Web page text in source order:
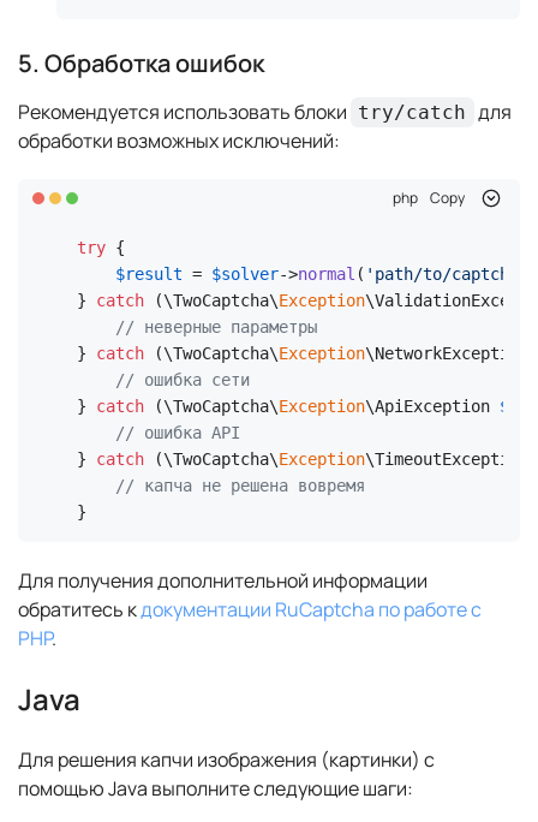
5. Обработка ошибок
Рекомендуется использовать блоки try/catch для
обработки возможных исключений:
php Copy
try {
$result = $solver->normal ( 'path/to/
} catch (\TwoCaptcha\Exception
// неверные параметры
} catch (\TwoCaptcha\Exception\NetworkException
// ошибка сети
} catch (\TwoCaptcha\Exception\ApiException $e
// ошибка API
} catch (\TwoCaptcha\Exception\TimeoutException
// капча не решена вовремя
}
Для получения дополнительной информации
обратитесь кдокументации RuCaptcha по работе с
PHP.
Java
Для решения капчи изображения (картинки) с
помощью Java выполните следующие шаги: